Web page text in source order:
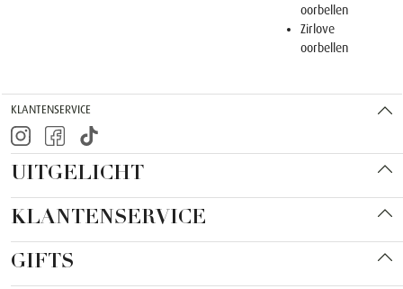
oorbellen
Zirlove
oorbellen
KLANTENSERVICE
UITGELICHT
KLANTENSERVICE
GIFTS